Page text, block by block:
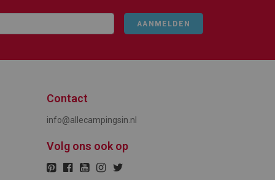
AANMELDEN
Contact
info@allecampingsin.nl
Volg ons ook op